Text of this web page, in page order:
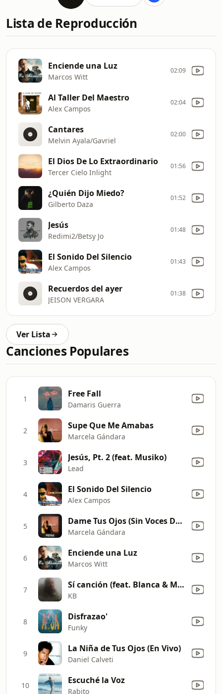
Lista de Reproducción
Enciende una Luz
Marcos Witt
02:09
Al Taller Del Maestro
Alex Campos
02:04
Cantares
Melvin Ayala/Gavriel
02:00
El Dios De Lo Extraordinario
Tercer Cielo Inlight
01:56
¿Quién Dijo Miedo?
Gilberto Daza
01:52
Jesús
Redimi2/Betsy Jo
01:48
El Sonido Del Silencio
Alex Campos
01:43
Recuerdos del ayer
JEISON VERGARA
01:38
Ver Lista
Canciones Populares
1 Free Fall
Damaris Guerra
2 Supe Que Me Amabas
Marcela Gándara
3 Jesús, Pt. 2 (feat. Musiko)
Lead
4 El Sonido Del Silencio
Alex Campos
5 Dame Tus Ojos (Sin Voces De Fondo) [Pista]
Marcela Gándara
6 Enciende una Luz
Marcos Witt
7 Sí canción (feat. Blanca & Musiko)
KB
8 Disfrazao'
Funky
9 La Niña de Tus Ojos (En Vivo)
Daniel Calveti
10 Escuché la Voz
Rabito